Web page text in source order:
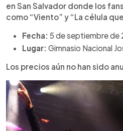
en San Salvador donde los
como “Viento” y “La célula
Fecha: 5 de septiembre de
Lugar: Gimnasio Nacional
Los precios aún no han sido